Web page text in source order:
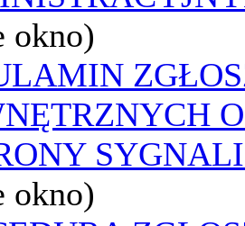
okno)
okno)